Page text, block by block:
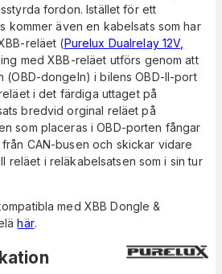
fordon. Istället för ett
kommer även en kabelsats som har
reläet (Purelux Dualrelay 12V,
med XBB-reläet utförs genom att
(OBD-dongeln) i bilens OBD-II-port
i det färdiga uttaget på
bredvid orginal reläet på
som placeras i OBD-porten fångar
CAN-busen och skickar vidare
reläet i reläkabelsatsen som i sin tur
med XBB Dongle &
här.